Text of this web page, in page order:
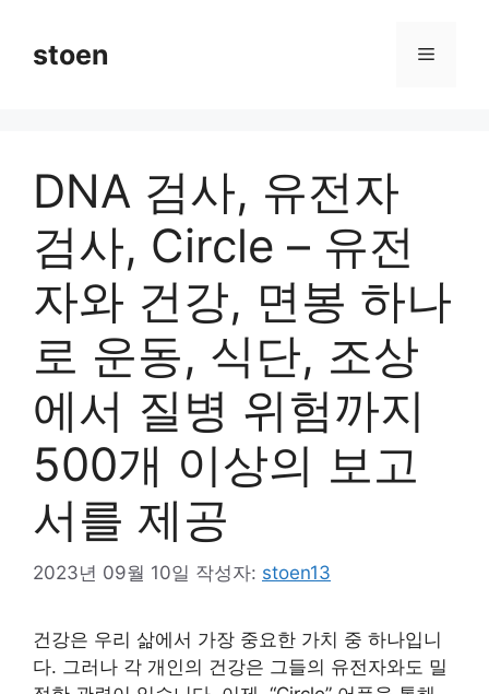
stoen 메
DNA 검사, 유전자
검사, Circle – 유전
자와 건강, 면봉 하나
로 운동, 식단, 조상
에서 질병 위험까지
500개 이상의 보고
서를 제공
2023년 09월 10일 작성자: stoen13
건강은 우리 삶에서 가장 중요한 가치 중 하나입니
다. 그러나 각 개인의 건강은 그들의 유전자와도 밀